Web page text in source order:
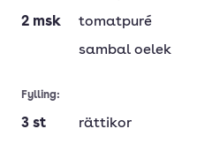
2 msk
tomatpuré
sambal oelek
Fylling:
3 st
rättikor